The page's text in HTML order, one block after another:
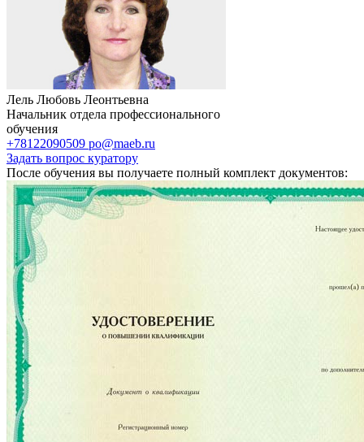
Лель Любовь Леонтьевна
Начальник отдела профессионального
обучения
+78122090509 po@maeb.ru
Задать вопрос куратору
После обучения вы получаете полный комплект документов: